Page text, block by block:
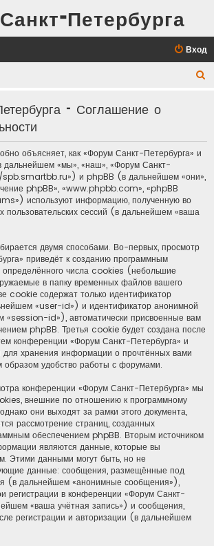
Петербурга
Вход
- Соглашение о
объясняет, как «Форум Санкт-Петербурга» и
дальнейшем «мы», «наш», «Форум Санкт-
spb.smartbb.ru») и phpBB (в дальнейшем «они»,
phpBB», «www.phpbb.com», «phpBB
используют информацию, полученную во
пользовательских сессий (в дальнейшем «ваша
двумя способами. Во-первых, просмотр
приведёт к созданию программным
числа cookies (небольшие
в папку временных файлов вашего
cookie содержат только идентификатор
«user-id») и идентификатор анонимной
«session-id»), автоматически присвоенные вам
phpBB. Третья cookie будет создана после
конференции «Форум Санкт-Петербурга» и
для хранения информации о прочтённых вами
образом удобство работы с форумами.
конференции «Форум Санкт-Петербурга» мы
внешние по отношению к программному
они выходят за рамки этого документа,
рассмотрение страниц, созданных
обеспечением phpBB. Вторым источником
являются данные, которые вы
Этими данными могут быть, но не
данные: сообщения, размещённые под
(в дальнейшем «анонимные сообщения»),
регистрации в конференции «Форум Санкт-
«ваша учётная запись») и сообщения,
регистрации и авторизации (в дальнейшем